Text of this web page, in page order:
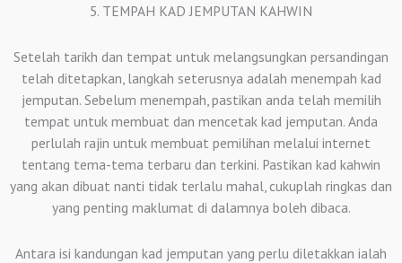
5. TEMPAH KAD JEMPUTAN KAHWIN
Setelah tarikh dan tempat untuk melangsungkan persandingan
telah ditetapkan, langkah seterusnya adalah menempah kad
jemputan. Sebelum menempah, pastikan anda telah memilih
tempat untuk membuat dan mencetak kad jemputan. Anda
perlulah rajin untuk membuat pemilihan melalui internet
tentang tema-tema terbaru dan terkini. Pastikan kad kahwin
yang akan dibuat nanti tidak terlalu mahal, cukuplah ringkas dan
yang penting maklumat di dalamnya boleh dibaca.
Antara isi kandungan kad jemputan yang perlu diletakkan ialah